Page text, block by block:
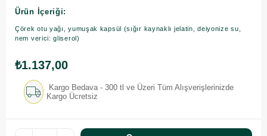
Ürün İçeriği:
Çörek otu yağı, yumuşak kapsül (sığır kaynaklı jelatin, deiyonize su,
nem verici: gliserol)
₺1.137,00
Kargo Bedava - 300 tl ve Üzeri Tüm Alışverişlerinizde
Kargo Ücretsiz